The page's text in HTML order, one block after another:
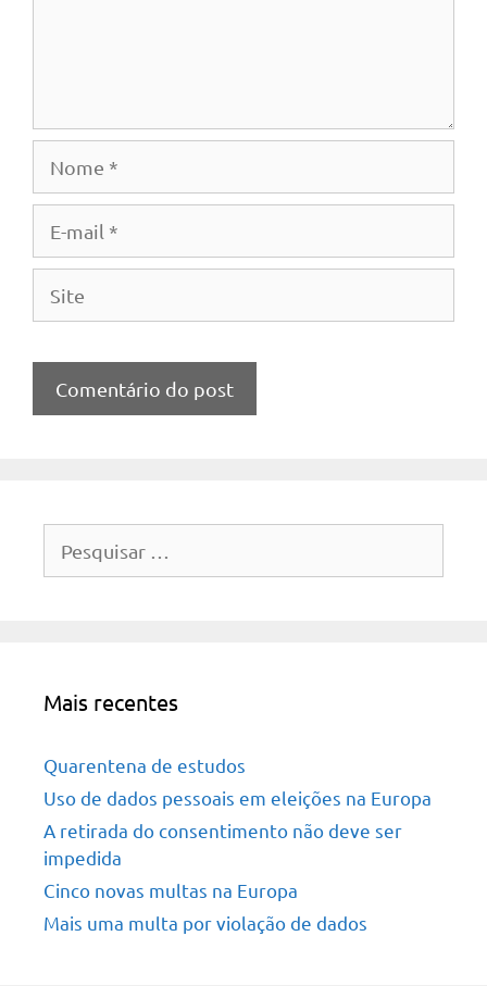
por:
Mais recentes
Quarentena de estudos
Uso de dados pessoais em eleições na Europa
A retirada do consentimento não deve ser
impedida
Cinco novas multas na Europa
Mais uma multa por violação de dados